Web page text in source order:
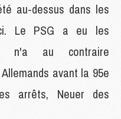
au-dessus dans les
Le PSG a eu les
n'a au contraire
avant la 95e
arrêts, Neuer des